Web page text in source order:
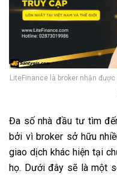
LiteFinance là broker nhận
Đa số nhà đầu tư tìm
bởi vì broker sở hữu
giao dịch khác hiện tại
họ. Dưới đây sẽ là một